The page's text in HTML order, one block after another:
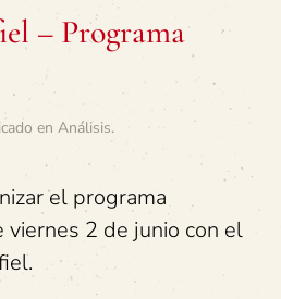
– Programa
en Análisis.
el programa
2 de junio con el